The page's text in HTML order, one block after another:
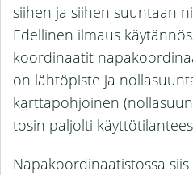
siihen ja siihen suuntaan
Edellinen ilmaus
koordinaatit
on lähtöpiste ja
karttapohjoinen
tosin paljolti
Napakoordinaatistossa